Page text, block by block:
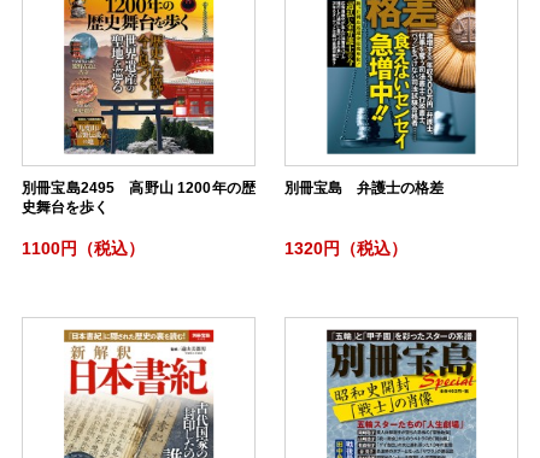
別冊宝島2495 高野山 1200年の歴
史舞台を歩く
1100円（税込）
別冊宝島 弁護士の格差
1320円（税込）